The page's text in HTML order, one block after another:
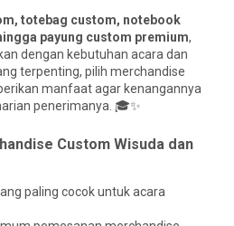
totebag custom, notebook
payung custom premium,
dengan kebutuhan acara dan
terpenting, pilih merchandise
manfaat agar kenangannya
penerimanya. 🎓✨
Custom Wisuda dan
paling cocok untuk acara